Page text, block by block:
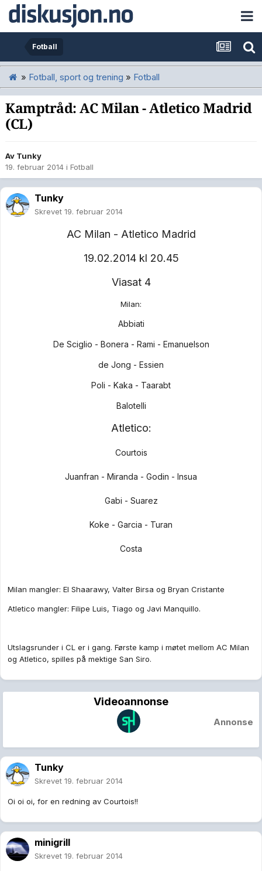
Fotball
» Fotball, sport og trening » Fotball
Kamptråd: AC Milan - Atletico Madrid
(CL)
Av Tunky
19. februar 2014 i Fotball
Tunky
Skrevet 19. februar 2014
AC Milan - Atletico Madrid
19.02.2014 kl 20.45
Viasat 4
Milan:
Abbiati
De Sciglio - Bonera - Rami - Emanuelson
de Jong - Essien
Poli - Kaka - Taarabt
Balotelli
Atletico:
Courtois
Juanfran - Miranda - Godin - Insua
Gabi - Suarez
Koke - Garcia - Turan
Costa
Milan mangler: El Shaarawy, Valter Birsa og Bryan Cristante
Atletico mangler: Filipe Luis, Tiago og Javi Manquillo.
Utslagsrunder i CL er i gang. Første kamp i møtet mellom AC Milan
og Atletico, spilles på mektige San Siro.
Videoannonse
Annonse
Tunky
Skrevet 19. februar 2014
Oi oi oi, for en redning av Courtois!!
minigrill
Skrevet 19. februar 2014